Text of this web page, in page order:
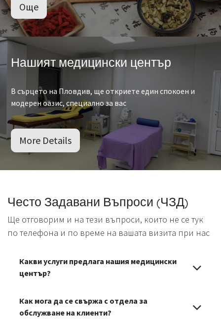
Още
Нашият медицински център
В сърцето на Пловдив, ще откриете един спокоен и
модерен оазис, специално за вас
More Details
Често Задавани Въпроси (ЧЗД)
Ще отговорим и на тези въпроси, които не се тук
по телефона и по време на вашата визита при нас
Какви услуги предлага нашия медицински
център?
Как мога да се свържа с отдела за
обслужване на клиенти?